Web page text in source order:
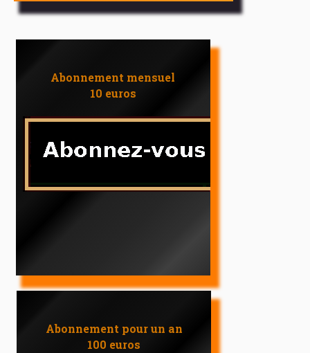
Abonnement mensuel
10 euros
Abonnement pour un an
100 euros